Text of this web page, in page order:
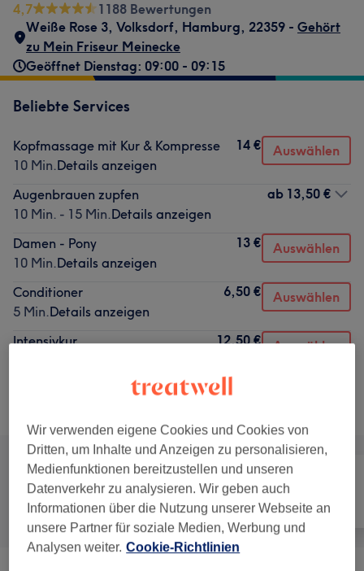
4,7
1188 Bewertungen
Weiße Rose 3, Volksdorf, Hamburg, 22359 - Gehört
zu Mein Friseur Meinecke
Geöffnet Dienstag: 09:00 - 09:15
Beliebte Services
Kopfmassage mit Kur & Kompresse
10 Min.Details anzeigen
14 € Auswählen
Augenbrauen zupfen
10 Min. - 15 Min.Details anzeigen
ab 13,50 €
Damen - Pony
10 Min.Details anzeigen
13 € Auswählen
Conditioner
5 Min.Details anzeigen
6,50 € Auswählen
Intensivkur
12,50 € Auswählen
Alle Friseur Gesicht
Wir verwenden eigene Cookies und Cookies von
Dritten, um Inhalte und Anzeigen zu personalisieren,
Medienfunktionen bereitzustellen und unseren
Datenverkehr zu analysieren. Wir geben auch
Informationen über die Nutzung unserer Webseite an
unsere Partner für soziale Medien, Werbung und
Analysen weiter. Cookie-Richtlinien